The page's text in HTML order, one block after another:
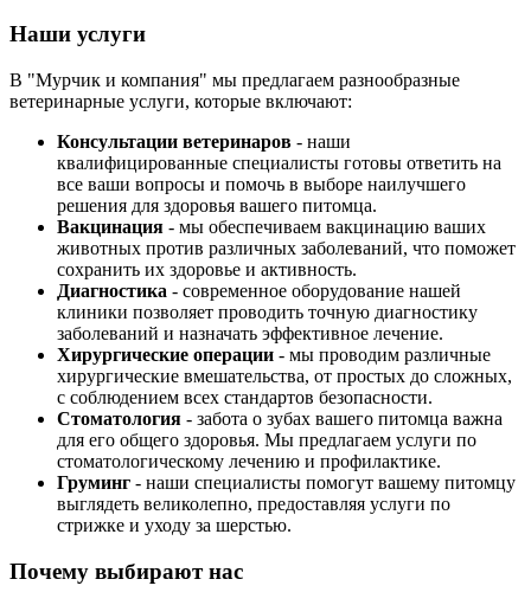
Наши услуги
В "Мурчик и компания" мы предлагаем разнообразные
ветеринарные услуги, которые включают:
Консультации ветеринаров - наши
квалифицированные специалисты готовы ответить на
все ваши вопросы и помочь в выборе наилучшего
решения для здоровья вашего питомца.
Вакцинация - мы обеспечиваем вакцинацию ваших
животных против различных заболеваний, что поможет
сохранить их здоровье и активность.
Диагностика - современное оборудование нашей
клиники позволяет проводить точную диагностику
заболеваний и назначать эффективное лечение.
Хирургические операции - мы проводим различные
хирургические вмешательства, от простых до сложных,
с соблюдением всех стандартов безопасности.
Стоматология - забота о зубах вашего питомца важна
для его общего здоровья. Мы предлагаем услуги по
стоматологическому лечению и профилактике.
Груминг - наши специалисты помогут вашему питомцу
выглядеть великолепно, предоставляя услуги по
стрижке и уходу за шерстью.
Почему выбирают нас